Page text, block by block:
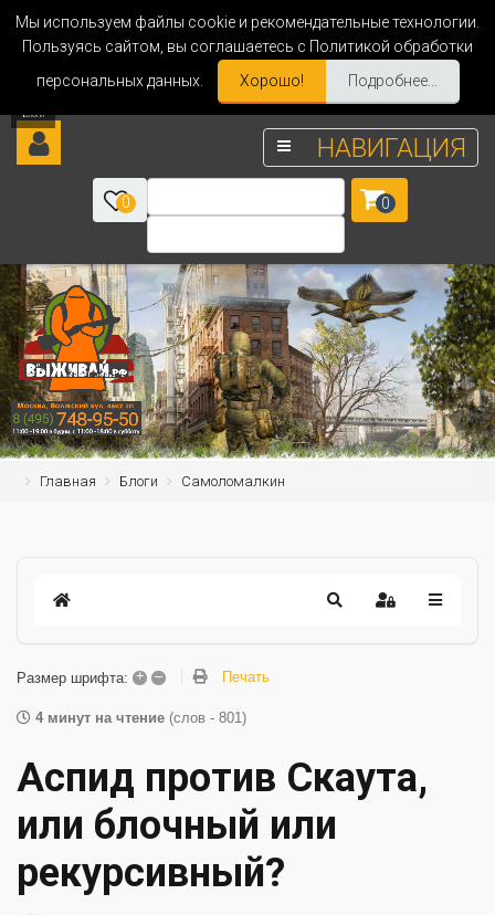
Мы используем файлы cookie и рекомендательные технологии.
Пользуясь сайтом, вы соглашаетесь с Политикой обработки
персональных данных.
Хорошо! Подробнее...
НАВИГАЦИЯ
0 0
Главная Блоги Самоломалкин
Размер шрифта: + – Печать
4 минут на чтение (слов - 801)
Аспид против Скаута,
или блочный или
рекурсивный?